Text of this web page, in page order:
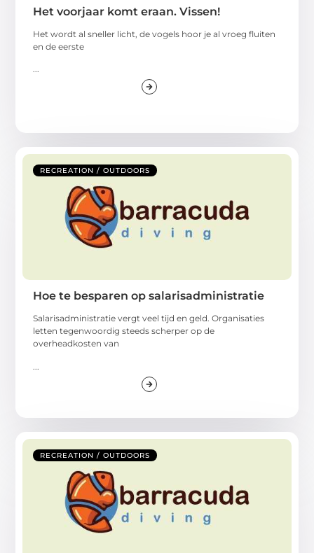
Het voorjaar komt eraan. Vissen!
Het wordt al sneller licht, de vogels hoor je al vroeg fluiten
en de eerste
...
RECREATION / OUTDOORS
Hoe te besparen op salarisadministratie
Salarisadministratie vergt veel tijd en geld. Organisaties
letten tegenwoordig steeds scherper op de
overheadkosten van
RECREATION / OUTDOORS